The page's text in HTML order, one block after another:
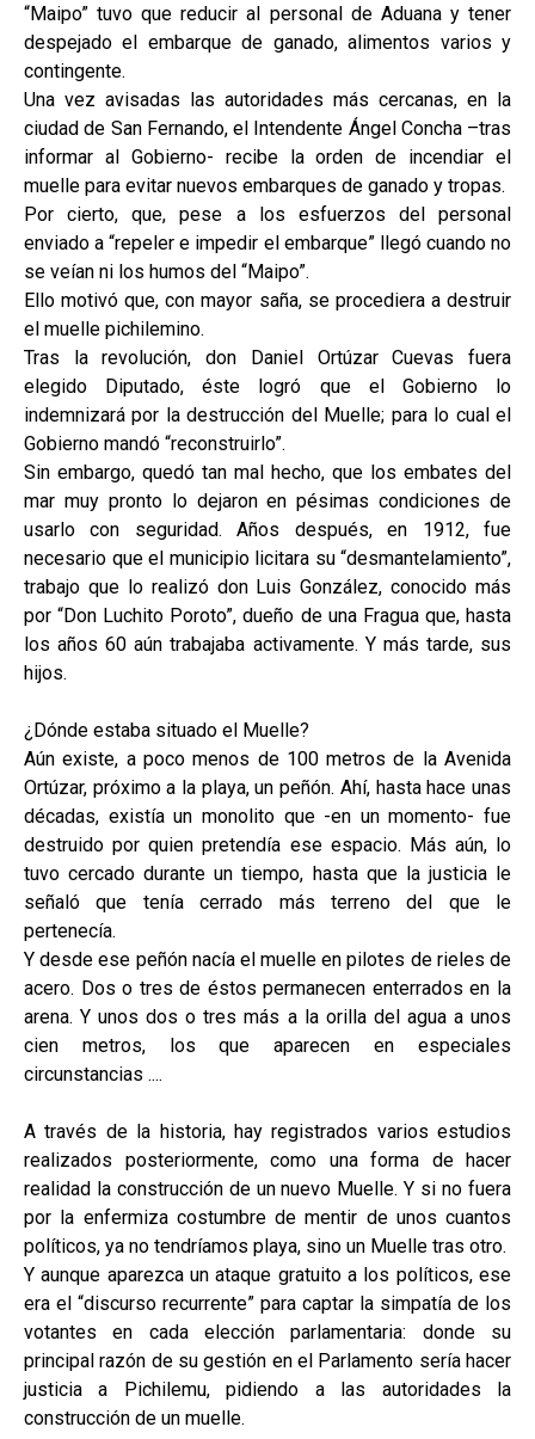
“Maipo” tuvo que reducir al personal de Aduana y tener
despejado el embarque de ganado, alimentos varios y
contingente.
Una vez avisadas las autoridades más cercanas, en la
ciudad de San Fernando, el Intendente Ángel Concha –tras
informar al Gobierno- recibe la orden de incendiar el
muelle para evitar nuevos embarques de ganado y tropas.
Por cierto, que, pese a los esfuerzos del personal
enviado a “repeler e impedir el embarque” llegó cuando no
se veían ni los humos del “Maipo”.
Ello motivó que, con mayor saña, se procediera a destruir
el muelle pichilemino.
Tras la revolución, don Daniel Ortúzar Cuevas fuera
elegido Diputado, éste logró que el Gobierno lo
indemnizará por la destrucción del Muelle; para lo cual el
Gobierno mandó “reconstruirlo”.
Sin embargo, quedó tan mal hecho, que los embates del
mar muy pronto lo dejaron en pésimas condiciones de
usarlo con seguridad. Años después, en 1912, fue
necesario que el municipio licitara su “desmantelamiento”,
trabajo que lo realizó don Luis González, conocido más
por “Don Luchito Poroto”, dueño de una Fragua que, hasta
los años 60 aún trabajaba activamente. Y más tarde, sus
hijos.
¿Dónde estaba situado el Muelle?
Aún existe, a poco menos de 100 metros de la Avenida
Ortúzar, próximo a la playa, un peñón. Ahí, hasta hace unas
décadas, existía un monolito que -en un momento- fue
destruido por quien pretendía ese espacio. Más aún, lo
tuvo cercado durante un tiempo, hasta que la justicia le
señaló que tenía cerrado más terreno del que le
pertenecía.
Y desde ese peñón nacía el muelle en pilotes de rieles de
acero. Dos o tres de éstos permanecen enterrados en la
arena. Y unos dos o tres más a la orilla del agua a unos
cien metros, los que aparecen en especiales
circunstancias ....
A través de la historia, hay registrados varios estudios
realizados posteriormente, como una forma de hacer
realidad la construcción de un nuevo Muelle. Y si no fuera
por la enfermiza costumbre de mentir de unos cuantos
políticos, ya no tendríamos playa, sino un Muelle tras otro.
Y aunque aparezca un ataque gratuito a los políticos, ese
era el “discurso recurrente” para captar la simpatía de los
votantes en cada elección parlamentaria: donde su
principal razón de su gestión en el Parlamento sería hacer
justicia a Pichilemu, pidiendo a las autoridades la
construcción de un muelle.